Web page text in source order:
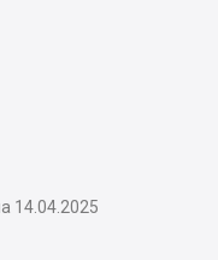
14.04.2025